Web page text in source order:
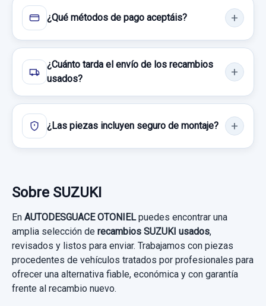
CERRADURA PUERTA TRASERA DERECHA
6... usado.
SUZUKI IGNIS RM (MH) BÁSICO
Garantía 1 año
Ref:602949
35,00 €
Sin IVA, gastos de envío no incluidos.
Consultar por whatsapp
ANILLO AIRBAG 24436919
SUZUKI IGNIS RM (MH) BÁSICO
Garantía 1 año
Ref:758346 OEM:24436919
19,00 €
VOLANTE
VOLANTE usado.
SUZUKI IGNIS RM (MH) BÁSICO
Garantía 1 año
AMORTIGUADOR TRASERO DERECHO
¿Qué métodos de pago aceptáis?
¿Cuánto tarda el envío de los recambios
usados?
¿Las piezas incluyen seguro de montaje?
Sobre SUZUKI
En AUTODESGUACE OTONIELpuedes encontrar una
amplia selección de recambios SUZUKI usados,
revisados y listos para enviar. Trabajamos con piezas
procedentes de vehículos tratados por profesionales para
ofrecer una alternativa fiable, económica y con garantía
frente al recambio nuevo.